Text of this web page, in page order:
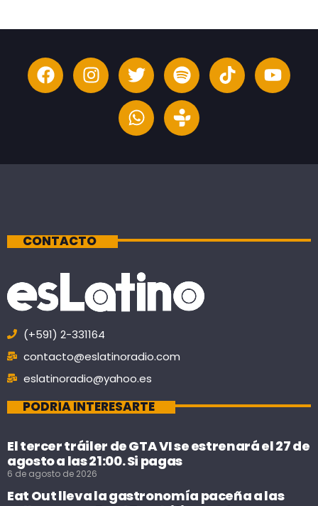
CONTACTO
(+591) 2-331164
contacto@eslatinoradio.com
eslatinoradio@yahoo.es
PODRÍA INTERESARTE
El tercer tráiler de GTA VI se estrenará el 27 de
agosto a las 21:00. Si pagas
6 de agosto de 2026
Eat Out lleva la gastronomía paceña a las